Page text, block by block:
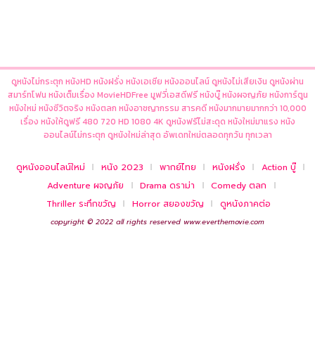
ดูหนังไม่กระตุก หนังHD หนังฝรั่ง หนังเอเชีย หนังออนไลน์ ดูหนังไม่เสียเงิน ดูหนังผ่าน
สมาร์ทโฟน หนังเต็มเรื่อง MovieHDFree มูฟวี่เอสดีฟรี หนังบู๊ หนังผจญภัย หนังการ์ตูน
หนังใหม่ หนังชีวิตจริง หนังตลก หนังอาชญากรรม สารคดี หนังมากมายมากกว่า 10,000
เรื่อง หนังให้ดูฟรี 480 720 HD 1080 4K ดูหนังฟรีไม่สะดุด หนังใหม่มาแรง หนัง
ออนไลน์ไม่กระตุก ดูหนังใหม่ล่าสุด อัพเดทใหม่ตลอดทุกวัน ทุกเวลา
ดูหนังออนไลน์ใหม่ หนัง 2023 พากย์ไทย หนังฝรั่ง
Action บู๊
Adventure ผจญภัย
Drama ดราม่า
Comedy ตลก
Thriller ระทึกขวัญ
Horror สยองขวัญ ดูหนังภาคต่อ
copyright © 2022 all rights reserved www.everthemovie.com